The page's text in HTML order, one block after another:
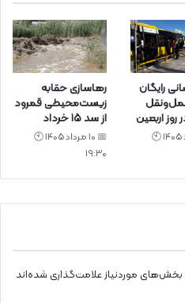
رایگان
اربعین
📅 12 مرداد 1405 🕙
رهاسازی حقابه
زیست‌محیطی قمرود
از سد ۱۵ خرداد
📅 10 مرداد 1405 🕙
19:30
بخش‌های موردنیاز علامت‌گذاری شده‌اند